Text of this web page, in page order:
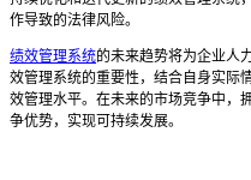
作导致的法律风险。
绩效管理系统的未来趋势将为企业人
效管理系统的重要性，结合自身实际
效管理水平。在未来的市场竞争中，
争优势，实现可持续发展。